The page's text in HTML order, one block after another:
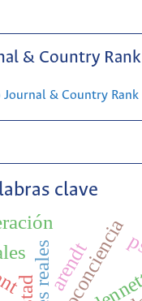
& Country Rank
clave
autoconciencia
arendt